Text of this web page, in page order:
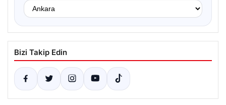
Bizi Takip Edin